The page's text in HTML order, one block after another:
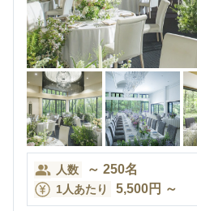
人数 ～ 250名
1人あたり 5,500円 ～